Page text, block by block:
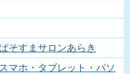
そすまサロンあらき
マホ・タブレット・パソ